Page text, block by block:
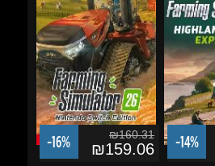
-16% ₪160.31
₪159.06
Farming Simulator 26:
Nintendo Switch Edition
[EU]
הוסף לסל
-14%
Farming
לסל